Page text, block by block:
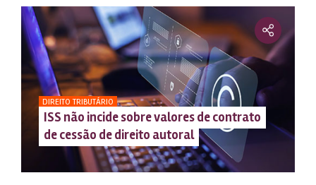
DIREITO TRIBUTÁRIO
ISS não incide sobre valores de contrato
de cessão de direito autoral